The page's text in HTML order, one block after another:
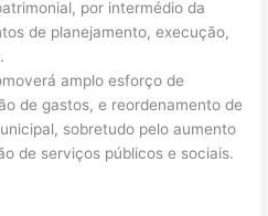
por intermédio da
de planejamento, execução,
amplo esforço de
de gastos, e reordenamento de
sobretudo pelo aumento
de serviços públicos e sociais.